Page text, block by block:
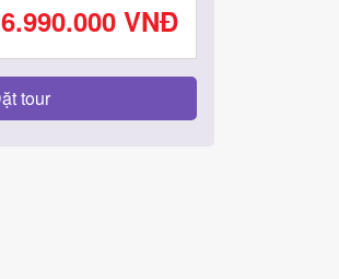
6.990.000 VNĐ